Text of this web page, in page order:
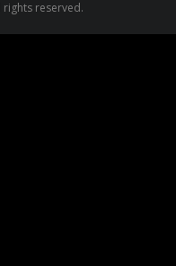
reserved.